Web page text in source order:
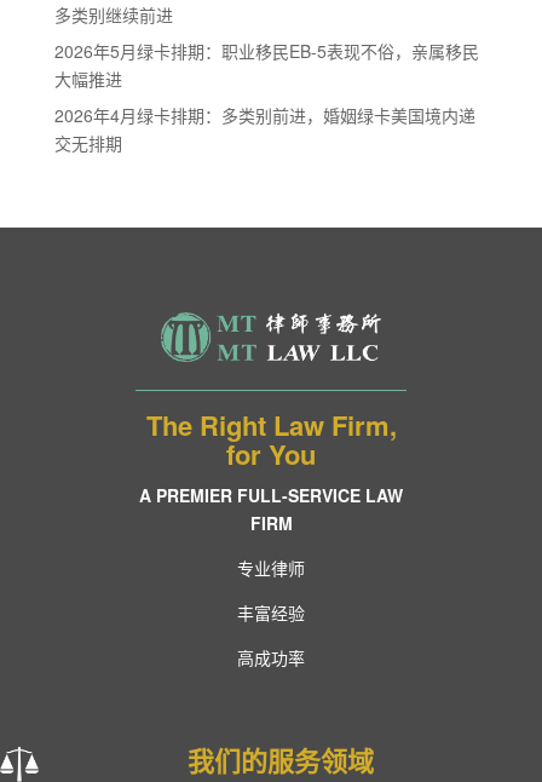
多类别继续前进
2026年5月绿卡排期：职业移民EB-5表现不俗，亲属移民
大幅推进
2026年4月绿卡排期：多类别前进，婚姻绿卡美国境内递
交无排期
The Right Law Firm,
for You
A PREMIER FULL-SERVICE LAW
FIRM
专业律师
丰富经验
高成功率
我们的服务领域